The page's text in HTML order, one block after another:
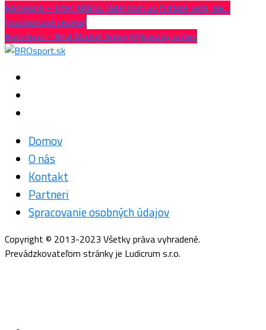
Barcelona – Inter Miláno: Videl som vo futbale veľa, ale…
(pozápasové review)
Barcelona – Real Madrid: Súboj (el)klasicky na krv
Domov
O nás
Kontakt
Partneri
Spracovanie osobných údajov
Copyright © 2013-2023 Všetky práva vyhradené.
Prevádzkovateľom stránky je Ludicrum s.r.o.